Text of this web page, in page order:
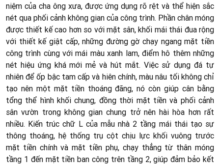
niệm của cha ông xưa, được ứng dụng rõ rệt và thể hiện sắc
nét qua phối cảnh không gian của công trình. Phần chân móng
được thiết kế cao hơn so với mặt sân, khối mái thái đua rộng
với thiết kế giật cấp, những đường gờ chạy ngang mặt tiền
công trình cùng với mái màu xanh lam, điểm hô thêm những
nét hiệu ứng khá mới mẻ và hút mắt. Việc sử dụng đá tự
nhiên để ốp bậc tam cấp và hiên chính, màu nâu tối không chỉ
tạo nên một mặt tiền thoáng đãng, nó còn giúp cân bằng
tổng thể hình khối chung, đồng thời mặt tiền và phối cảnh
sân vườn trong không gian chung trở nên hài hòa hơn rất
nhiều. Kiến trúc chữ L của mẫu nhà 2 tầng mái thái tạo sự
thông thoáng, hệ thống trụ cột chịu lực khối vuông trước
mặt tiền chính và mặt tiền phụ, chạy thẳng từ thân móng
tầng 1 đến mặt tiền ban công trên tầng 2, giúp đảm bảo kết